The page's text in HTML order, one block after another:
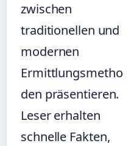
zwischen
traditionellen und
modernen
Ermittlungsmetho
den präsentieren.
Leser erhalten
schnelle Fakten,